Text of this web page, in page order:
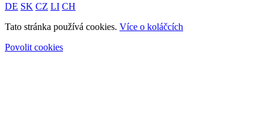
DE SK CZ LI CH
Tato stránka používá cookies. Více o koláčcích
Povolit cookies